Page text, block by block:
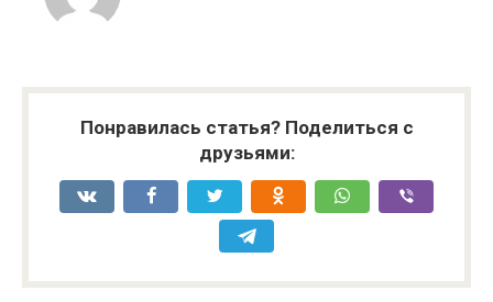
Понравилась статья? Поделиться с
друзьями: